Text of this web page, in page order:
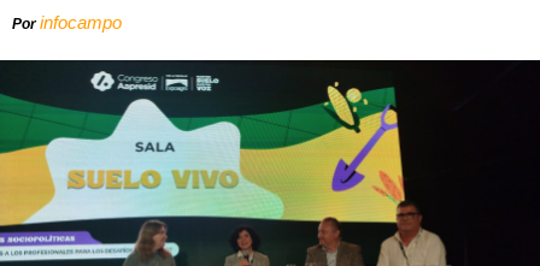
Porinfocampo